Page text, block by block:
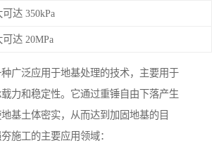
达 350kPa
达 20MPa
广泛应用于地基处理的技术，主要用于
力和稳定性。它通过重锤自由下落产生
基土体密实，从而达到加固地基的目
施工的主要应用领域：